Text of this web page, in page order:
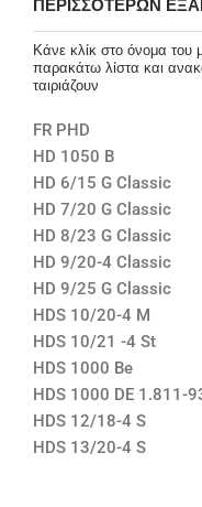
ΠΕΡΙΣΣΌΤΕΡΩΝ
Κάνε κλίκ στο όνομα του
παρακάτω λίστα και
ταιριάζουν
FR PHD
HD 1050 B
HD 6/15 G Classic
HD 7/20 G Classic
HD 8/23 G Classic
HD 9/20-4 Classic
HD 9/25 G Classic
HDS 10/20-4 M
HDS 10/21 -4 St
HDS 1000 Be
HDS 1000 DE 1.811-
HDS 12/18-4 S
HDS 13/20-4 S